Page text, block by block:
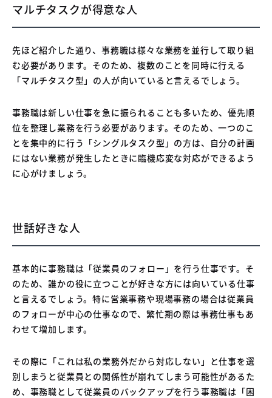
マルチタスクが得意な人
先ほど紹介した通り、事務職は様々な業務を並行して取り組
む必要があります。そのため、複数のことを同時に行える
「マルチタスク型」の人が向いていると言えるでしょう。
事務職は新しい仕事を急に振られることも多いため、優先順
位を整理し業務を行う必要があります。そのため、一つのこ
とを集中的に行う「シングルタスク型」の方は、自分の計画
にはない業務が発生したときに臨機応変な対応ができるよう
に心がけましょう。
世話好きな人
基本的に事務職は「従業員のフォロー」を行う仕事です。そ
のため、誰かの役に立つことが好きな方には向いている仕事
と言えるでしょう。特に営業事務や現場事務の場合は従業員
のフォローが中心の仕事なので、繁忙期の際は事務仕事もあ
わせて増加します。
その際に「これは私の業務外だから対応しない」と仕事を選
別しまうと従業員との関係性が崩れてしまう可能性があるた
め、事務職として従業員のバックアップを行う事務職は「困